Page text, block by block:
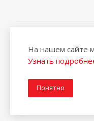
Вся
условиях не
2014-2026 ©
На нашем сайте
Узнать
Понятно